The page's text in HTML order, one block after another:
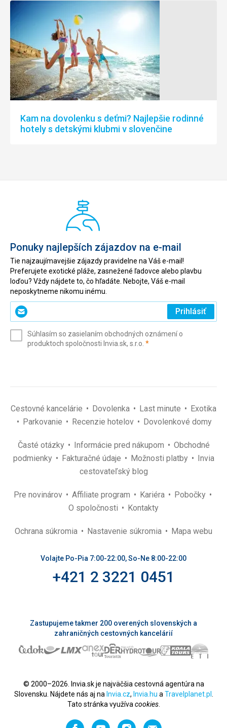
Kam na dovolenku s deťmi? Najlepšie rodinné
hotely s detskými klubmi v slovenčine
Ponuky najlepších zájazdov na e-mail
Tie najzaujímavejšie zájazdy pravidelne na Váš e-mail!
Preferujete exotické pláže, zasnežené ľadovce alebo plavbu
loďou? Vždy nájdete to, čo hľadáte. Nebojte, Váš e-mail
neposkytneme nikomu inému.
Zadajte
svoj
(povinné)
Prihlásiť
Súhlasím so zasielaním obchodných oznámení o
produktoch spoločnosti Invia.sk, s.r.o. *(povinné)
Cestovné kancelárie Dovolenka Last minute
Exotika
Parkovanie
Recenzie hotelov Dovolenkové domy
Časté otázky Informácie pred nákupom
Obchodné
podmienky
Fakturačné údaje Možnosti platby
Invia
cestovateľský blog
Pre novinárov Affiliate program Kariéra
Pobočky
O spoločnosti
Kontakty
Ochrana súkromia Nastavenie súkromia Mapa webu
Volajte Po-Pia 7:00-22:00, So-Ne 8:00-22:00
+421 2 3221 0451
Zastupujeme takmer 200 overených slovenských a
zahraničných cestovných kancelárií
© 2000–2026. Invia.sk je najväčšia cestovná agentúra na
Slovensku. Nájdete nás aj na Invia.cz, Invia.hu a Travelplanet.pl
Tato stránka využíva cookies.